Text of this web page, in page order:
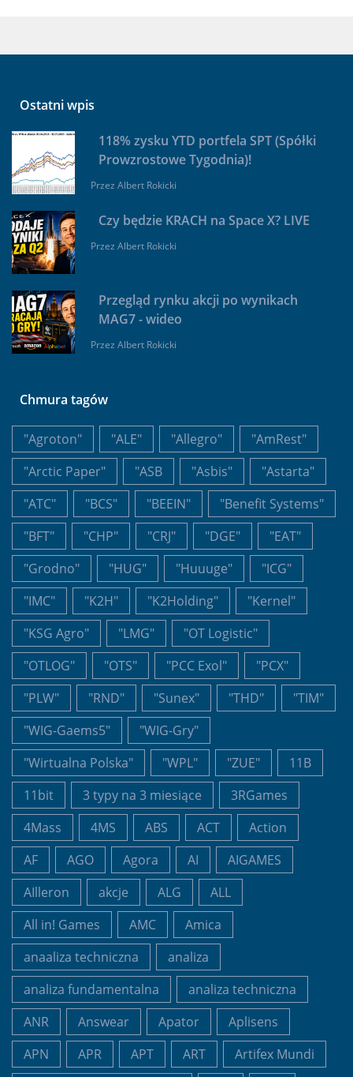
Ostatni wpis
118% zysku YTD portfela SPT (Spółki
Prowzrostowe Tygodnia)!
Przez Albert Rokicki
Czy będzie KRACH na Space X? LIVE
Przez Albert Rokicki
Przegląd rynku akcji po wynikach
MAG7 - wideo
Przez Albert Rokicki
Chmura tagów
"Agroton" "ALE" "Allegro"
"AmRest"
"Arctic Paper"
"ASB "Asbis"
"Astarta"
"ATC"
"BCS" "BEEIN"
"Benefit Systems"
"BFT"
"CHP" "CRJ" "DGE"
"EAT"
"Grodno"
"HUG" "Huuuge"
"ICG"
"IMC"
"K2H" "K2Holding"
"Kernel"
"KSG Agro"
"LMG"
"OT Logistic"
"OTLOG"
"OTS" "PCC Exol"
"PCX"
"PLW"
"RND" "Sunex" "THD"
"TIM"
"WIG-Gaems5"
"WIG-Gry"
"Wirtualna Polska"
"WPL" "ZUE"
11B
11bit
3 typy na 3 miesiące
3RGames
4Mass
4MS ABS ACT
Action
AF
AGO Agora AI
AIGAMES
AIlleron
akcje ALG
ALL
All in! Games
AMC
Amica
anaaliza techniczna
analiza
analiza fundamentalna
analiza techniczna
ANR
Answear Apator
Aplisens
APN
APR APT ART
Artifex Mundi